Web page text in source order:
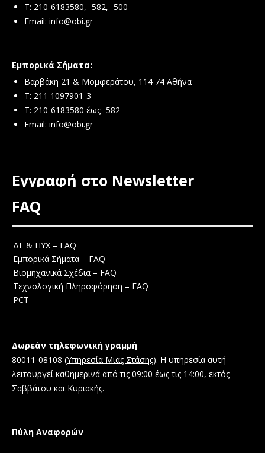
Τ: 210-6183580, -582, -500
Email: info@obi.gr
Εμπορικά Σήματα:
Βαρβάκη 21 & Μομφεράτου, 114 74 Αθήνα
Τ: 211 1097901-3
T: 210-6183580 έως -582
Email: info@obi.gr
Εγγραφή στο Newsletter
FAQ
ΔΕ & ΠΥΧ – FAQ
Εμπορικά Σήματα – FAQ
Βιομηχανικά Σχέδια – FAQ
Τεχνολογική Πληροφόρηση – FAQ
PCT
Δωρεάν τηλεφωνική γραμμή
80011-08108 (Υπηρεσία Μιας Στάσης). Η υπηρεσία αυτή
λειτουργεί καθημερινά από τις 09:00 έως τις 14:00, εκτός
Σαββάτου και Κυριακής.
Πύλη Αναφορών